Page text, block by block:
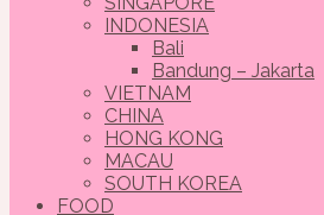
INDONESIA
Bali
Bandung – Jakarta
VIETNAM
CHINA
HONG KONG
MACAU
SOUTH KOREA
FOOD